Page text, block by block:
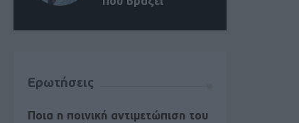
Ερωτήσεις
Ποια η ποινική αντιμετώπιση του